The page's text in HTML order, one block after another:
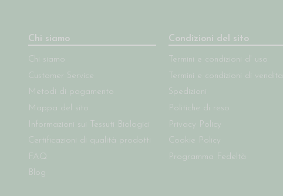
Chi siamo
Chi siamo
Customer Service
Metodi di pagamento
Mappa del sito
Informazioni sui Tessuti Biologici
Certificazioni di qualità prodotti
FAQ
Blog
Condizioni del sito
Termini e condizioni d' uso
Termini e condizioni di vendita
Spedizioni
Politiche di reso
Privacy Policy
Cookie Policy
Programma Fedeltà